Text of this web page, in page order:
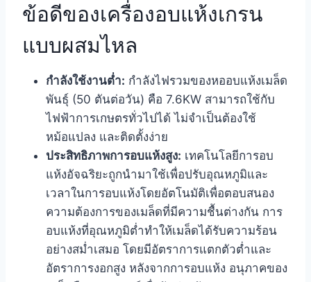
ข้อดีของเครื่องอบแห้งเกรน
แบบผสมไหล
กำลังใช้งานต่ำ: กำลังไฟรวมของหออบแห้งเมล็ด
พันธุ์ (50 ตันต่อวัน) คือ 7.6KW สามารถใช้กับ
ไฟฟ้าการเกษตรทั่วไปได้ ไม่จำเป็นต้องใช้
หม้อแปลง และติดตั้งง่าย
ประสิทธิภาพการอบแห้งสูง: เทคโนโลยีการอบ
แห้งอัจฉริยะถูกนำมาใช้เพื่อปรับอุณหภูมิและ
เวลาในการอบแห้งโดยอัตโนมัติเพื่อตอบสนอง
ความต้องการของเมล็ดที่มีความชื้นต่างกัน การ
อบแห้งที่อุณหภูมิต่ำทำให้เมล็ดได้รับความร้อน
อย่างสม่ำเสมอ โดยมีอัตราการแตกตัวต่ำและ
อัตราการงอกสูง หลังจากการอบแห้ง อนุภาคของ